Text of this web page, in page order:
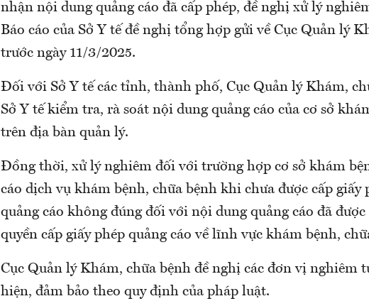
nhận nội dung quảng cáo đã cấp phép, đề nghị xử lý
Báo cáo của Sở Y tế đề nghị tổng hợp gửi về Cục Quản lý
trước ngày 11/3/2025.
Đối với Sở Y tế các tỉnh, thành phố, Cục Quản lý Khám,
Sở Y tế kiểm tra, rà soát nội dung quảng cáo của cơ sở
trên địa bàn quản lý.
Đồng thời, xử lý nghiêm đối với trường hợp cơ sở khám
cáo dịch vụ khám bệnh, chữa bệnh khi chưa được cấp giấy
quảng cáo không đúng đối với nội dung quảng cáo đã
quyền cấp giấy phép quảng cáo về lĩnh vực khám bệnh,
Cục Quản lý Khám, chữa bệnh đề nghị các đơn vị nghiêm
hiện, đảm bảo theo quy định của pháp luật.